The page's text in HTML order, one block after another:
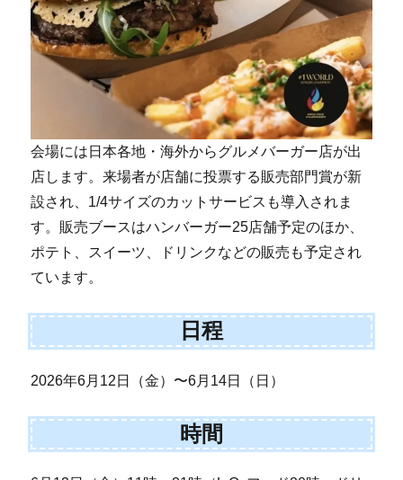
会場には日本各地・海外からグルメバーガー店が出
店します。来場者が店舗に投票する販売部門賞が新
設され、1/4サイズのカットサービスも導入されま
す。販売ブースはハンバーガー25店舗予定のほか、
ポテト、スイーツ、ドリンクなどの販売も予定され
ています。
日程
2026年6月12日（金）〜6月14日（日）
時間